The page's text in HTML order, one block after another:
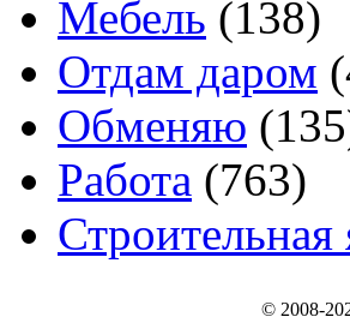
Мебель (138)
Отдам даром
Обменяю
Работа (763)
Строительная
© 2008-